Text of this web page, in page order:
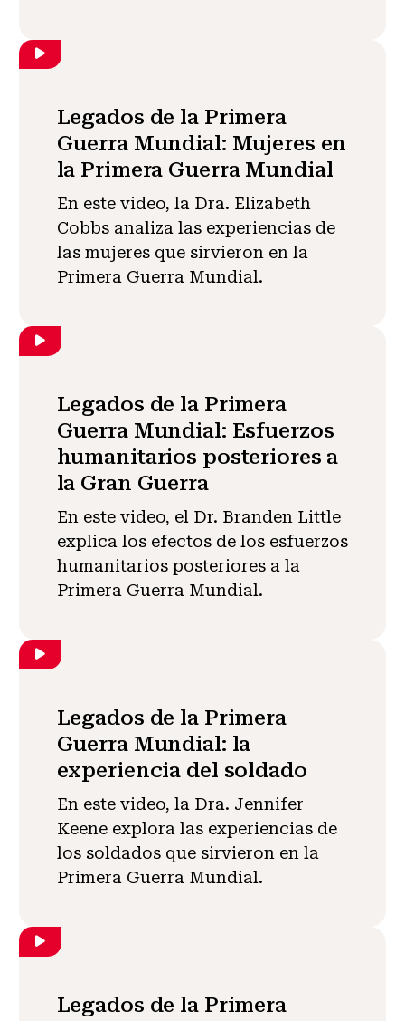
Legados de la Primera
Guerra Mundial: Mujeres en
la Primera Guerra Mundial
En este video, la Dra. Elizabeth
Cobbs analiza las experiencias de
las mujeres que sirvieron en la
Primera Guerra Mundial.
Legados de la Primera
Guerra Mundial: Esfuerzos
humanitarios posteriores a
la Gran Guerra
En este video, el Dr. Branden Little
explica los efectos de los esfuerzos
humanitarios posteriores a la
Primera Guerra Mundial.
Legados de la Primera
Guerra Mundial: la
experiencia del soldado
En este video, la Dra. Jennifer
Keene explora las experiencias de
los soldados que sirvieron en la
Primera Guerra Mundial.
Legados de la Primera